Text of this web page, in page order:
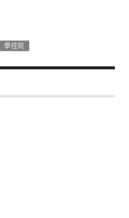
童室內遊樂場玩後報告
學住玩